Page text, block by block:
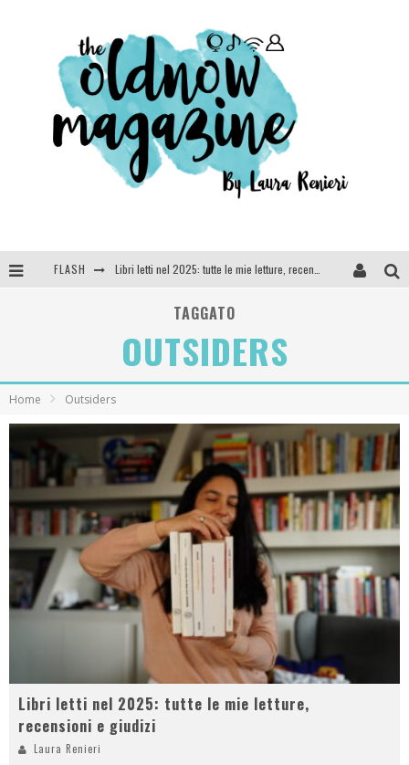
FLASH
SEE YOU AT 5 | Chanel
Anya Taylor-Joy, Jisoo e Willow Smith protagoniste della nuova campagna Dior Addict
TAGGATO
OUTSIDERS
Home Outsiders
Libri letti nel 2025: tutte le mie letture,
recensioni e giudizi
Laura Renieri